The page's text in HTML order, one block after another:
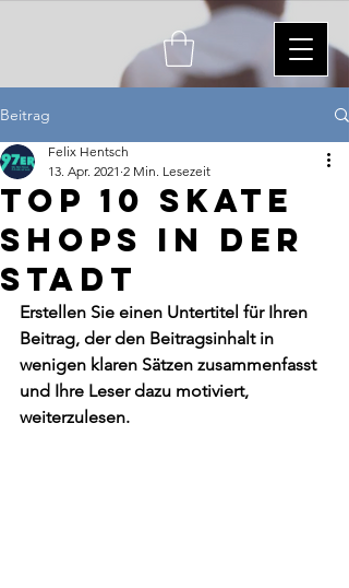
Beitrag
TOP 10 Skate
Shops in der
Stadt
Felix Hentsch
13. Apr. 2021 2 Min. Lesezeit
Erstellen Sie einen Untertitel für Ihren
Beitrag, der den Beitragsinhalt in
wenigen klaren Sätzen zusammenfasst
und Ihre Leser dazu motiviert,
weiterzulesen.